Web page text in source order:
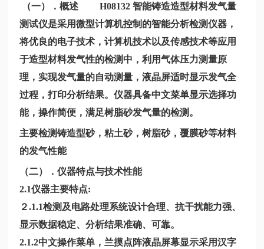
（一）．概述 H08132 智能铸造造型材料发气量
测试仪是采用微型计算机控制的智能分析检测仪器，
将优良的电子技术，计算机技术以及传感技术等应用
于造型材料发气性的检测中，利用气体压力测量原
理，实现发气量的自动测量，液晶屏适时显示发气全
过程，打印分析结果。仪器具备中文菜单显示选择功
能，操作简便，满足树脂砂发气量的检测。
主要检测铸造型砂，粘土砂，树脂砂，覆膜砂等材料
的发气性能
（二）．仪器特点与技术性能
2.1仪器主要特点:
２.1.1检测及电路处理系统设计合理、抗干扰能力强、
显示数据稳定、分析结果准确、可靠。
2.1.2中文操作菜单，兰摸点阵液晶屏幕显示采用汉字